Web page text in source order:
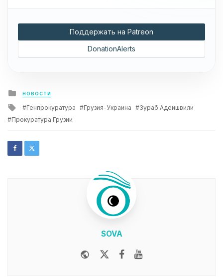
Поддержать на Patreon
DonationAlerts
Posted
in
НОВОСТИ
Tagged
Генпрокуратура Грузия-Украина
Зураб Адеишвили
Прокуратура Грузии
SOVA
WebsiteTwitterFacebook